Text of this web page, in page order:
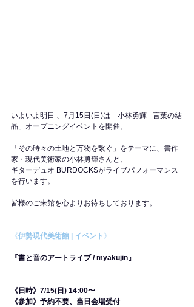
いよいよ明日 、7月15日(日)は「小林勇輝 - 言葉の結
晶」オープニングイベントを開催。
「その時々の土地と万物を繋ぐ」をテーマに、書作
家・現代美術家の小林勇輝さんと、
ギターデュオ BURDOCKSがライブパフォーマンス
を行います。
皆様のご来館を心よりお待ちしております。
《伊勢現代美術館 | イベント 》
『書と音のアートライブ / myakujin』
《日時》7/15(日) 14:00〜
《参加》予約不要、当日会場受付